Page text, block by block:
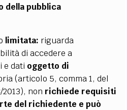
della pubblica
limitata: riguarda
di accedere a
e dati oggetto di
(articolo 5, comma 1, del
non richiede requisiti
del richiedente e può